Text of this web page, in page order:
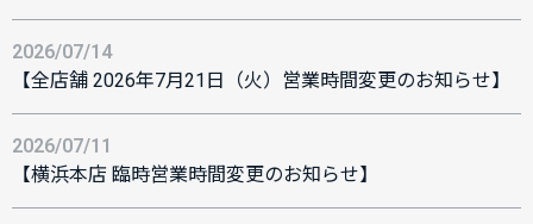
2026/07/14
【全店舗 2026年7月21日（火）営業時間変更のお知らせ】
2026/07/11
【横浜本店 臨時営業時間変更のお知らせ】